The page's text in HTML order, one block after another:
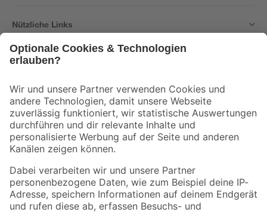
Nützliche Links
Der toom Newsletter: Keine Angebote und Aktionen mehr verpassen!
Zur Newsletter Anmeldung
Folge uns
Zahlungsarten Versandarten